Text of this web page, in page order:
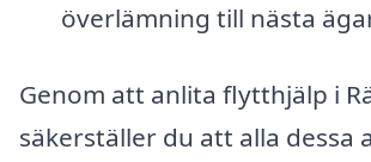
överlämning till nästa
Genom att anlita flytthjälp i
säkerställer du att alla dessa